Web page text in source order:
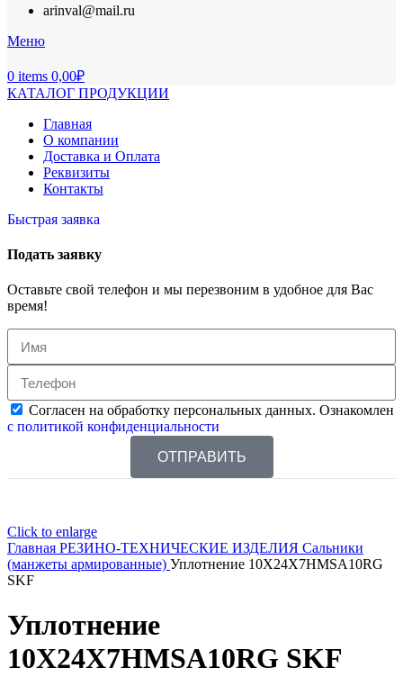
arinval@mail.ru
Меню
0 items 0,00₽
КАТАЛОГ ПРОДУКЦИИ
Главная
О компании
Доставка и Оплата
Реквизиты
Контакты
Быстрая заявка
Подать заявку
Оставьте свой телефон и мы перезвоним в удобное для Вас
время!
Согласен на обработку персональных данных. Ознакомлен
с политикой конфиденциальности
ОТПРАВИТЬ
Click to enlarge
Главная РЕЗИНО-ТЕХНИЧЕСКИЕ ИЗДЕЛИЯ Сальники
(манжеты армированные) Уплотнение 10X24X7HMSA10RG
SKF
Уплотнение
10X24X7HMSA10RG SKF